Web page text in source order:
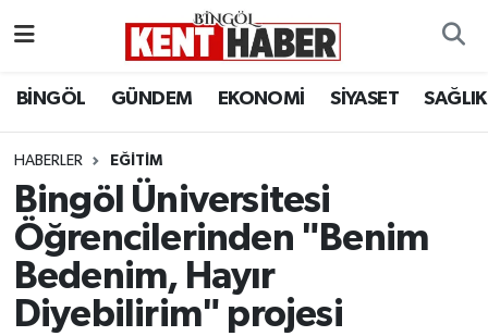
BİNGÖL GÜNDEM EKONOMİ SİYASET SAĞLIK
HABERLER EĞITIM
Bingöl Üniversitesi
Öğrencilerinden "Benim
Bedenim, Hayır
Diyebilirim" projesi
BİLİM-TEKNOLOJİ
DÜNYA
EĞİTİM
EKONOMİ
Bingöl Hava Durumu
Bingöl Namaz Vakitleri
Bingöl Trafik Yoğunluk Haritası
Süper Lig Puan Durumu ve Fikstür